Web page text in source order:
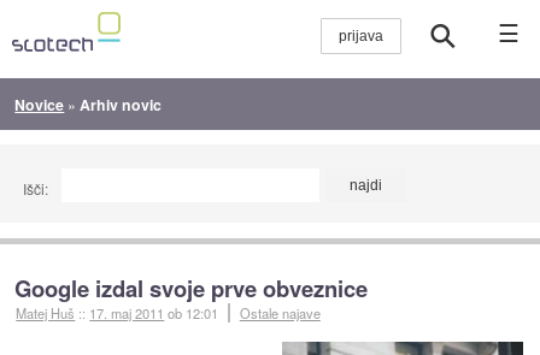
☰
Novice » Arhiv novic
Išči:
Google izdal svoje prve obveznice
Matej Huš :: 17. maj 2011 ob 12:01 Ostale najave